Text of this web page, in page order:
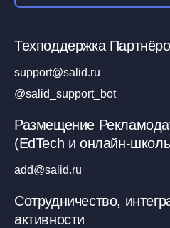
Техподдержка
support@salid.ru
@salid_support_bot
Размещение
(EdTech и онлайн-
add@salid.ru
Сотрудничество,
активности